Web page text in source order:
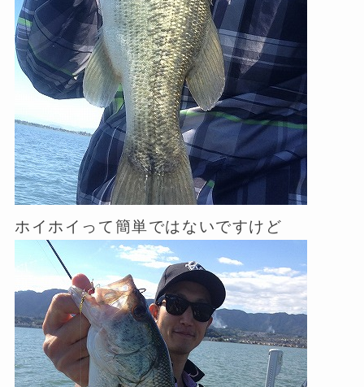
ホイホイって簡単ではないですけど